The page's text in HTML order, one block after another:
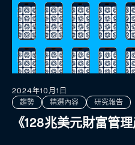
2024年10月1日
趨勢
精選內容 研究報告
《128兆美元財富管